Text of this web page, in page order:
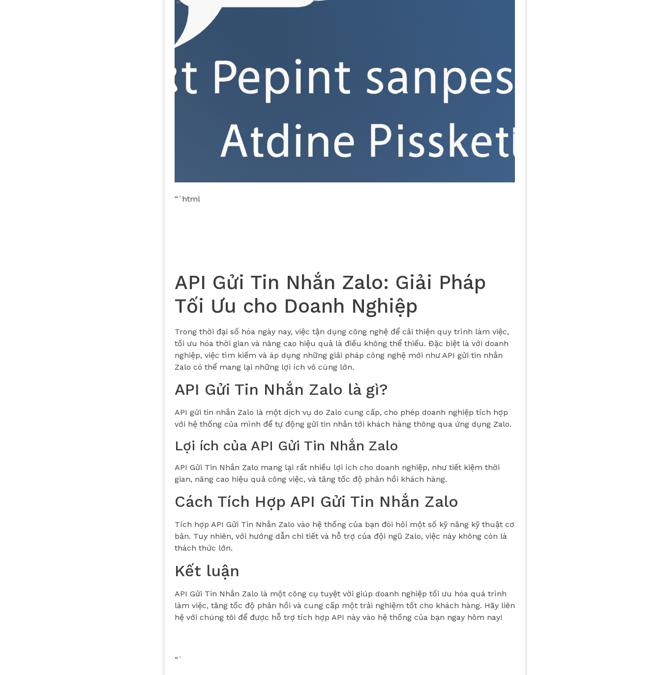
“`html
API Gửi Tin Nhắn Zalo: Giải Pháp
Tối Ưu cho Doanh Nghiệp
Trong thời đại số hóa ngày nay, việc tận dụng công nghệ để cải thiện quy trình làm việc,
tối ưu hóa thời gian và nâng cao hiệu quả là điều không thể thiếu. Đặc biệt là với doanh
nghiệp, việc tìm kiếm và áp dụng những giải pháp công nghệ mới như API gửi tin nhắn
Zalo có thể mang lại những lợi ích vô cùng lớn.
API Gửi Tin Nhắn Zalo là gì?
API gửi tin nhắn Zalo là một dịch vụ do Zalo cung cấp, cho phép doanh nghiệp tích hợp
với hệ thống của mình để tự động gửi tin nhắn tới khách hàng thông qua ứng dụng Zalo.
Lợi ích của API Gửi Tin Nhắn Zalo
API Gửi Tin Nhắn Zalo mang lại rất nhiều lợi ích cho doanh nghiệp, như tiết kiệm thời
gian, nâng cao hiệu quả công việc, và tăng tốc độ phản hồi khách hàng.
Cách Tích Hợp API Gửi Tin Nhắn Zalo
Tích hợp API Gửi Tin Nhắn Zalo vào hệ thống của bạn đòi hỏi một số kỹ năng kỹ thuật cơ
bản. Tuy nhiên, với hướng dẫn chi tiết và hỗ trợ của đội ngũ Zalo, việc này không còn là
thách thức lớn.
Kết luận
API Gửi Tin Nhắn Zalo là một công cụ tuyệt vời giúp doanh nghiệp tối ưu hóa quá trình
làm việc, tăng tốc độ phản hồi và cung cấp một trải nghiệm tốt cho khách hàng. Hãy liên
hệ với chúng tôi để được hỗ trợ tích hợp API này vào hệ thống của bạn ngay hôm nay!
“`